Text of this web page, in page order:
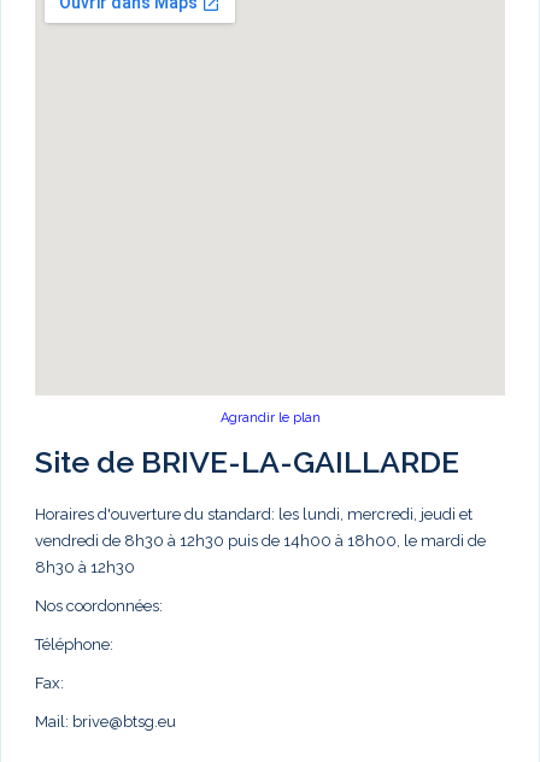
Agrandir le plan
Site de BRIVE-LA-GAILLARDE
Horaires d'ouverture du standard: les lundi, mercredi, jeudi et
vendredi de 8h30 à 12h30 puis de 14h00 à 18h00, le mardi de
8h30 à 12h30
Nos coordonnées:
Téléphone:
Fax:
Mail: brive@btsg.eu